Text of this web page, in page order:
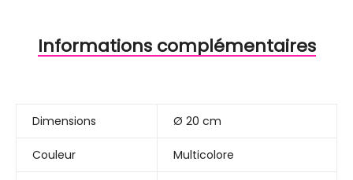
Informations complémentaires
Dimensions Ø 20 cm
Couleur Multicolore